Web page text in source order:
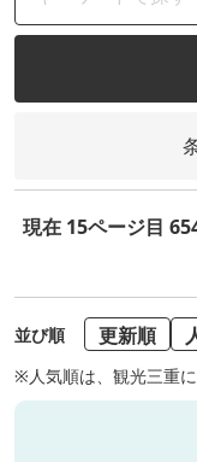
現在 15ページ目
並び順 更新順
※人気順は、観光三重